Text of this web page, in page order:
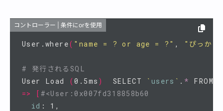
コントローラー | 条件にorを使用
User.where( "name = ? or age = ?" , "ぴっか"
# 発行されるSQL
User Load
(0.5ms )
  SELECT
` users ` . * FROM
=>
[ #<User:0x007fd318858b60
id : 1,